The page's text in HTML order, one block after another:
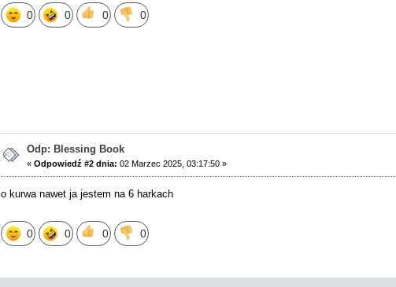
0 0 0 0
Odp: Blessing Book
« Odpowiedź #2 dnia: 02 Marzec 2025, 03:17:50 »
o kurwa nawet ja jestem na 6 harkach
0 0 0 0